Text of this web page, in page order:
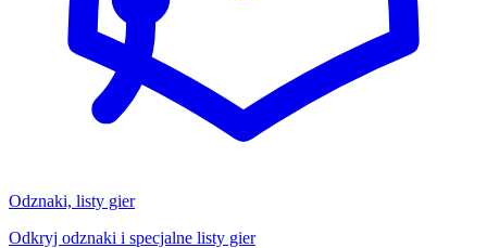
Odznaki, listy gier
Odkryj odznaki i specjalne listy gier